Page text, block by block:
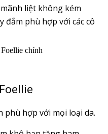
liệt không kém
đắm phù hợp với các cô
hợp với mọi loại da.